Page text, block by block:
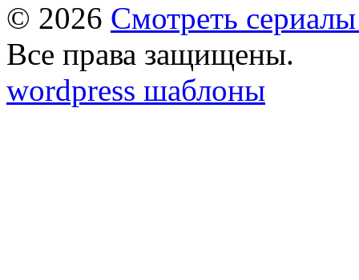
© 2026 Смотреть
Все права защищены.
wordpress шаблоны